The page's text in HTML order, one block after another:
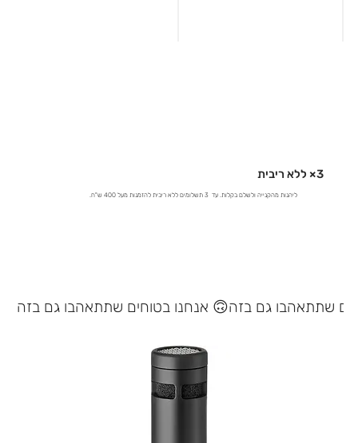
3× ללא ריבית
ליהנות מהקנייה ולשלם בקלות. עד 3 תשלומים ללא ריבית להזמנות מעל 400 ש"ח.
אנחנו בטוחים שתתאהבו גם בזה 🙃